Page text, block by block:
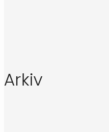
Arkiv